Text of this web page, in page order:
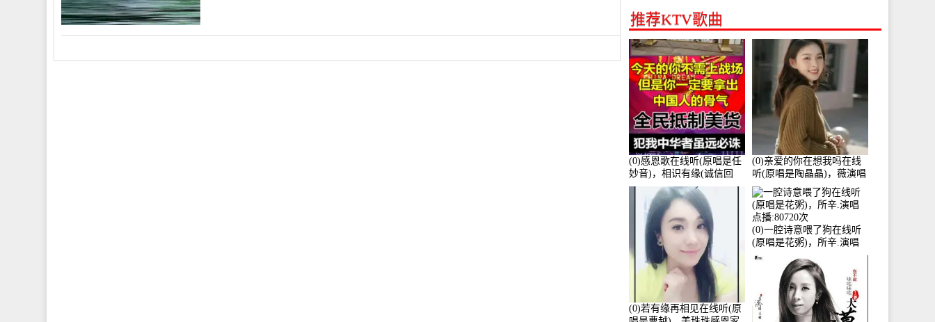
推荐KTV歌曲
(0)感恩歌在线听(原唱是任
妙音)，相识有缘(诚信回
访)演唱点播:161288次
(0)亲爱的你在想我吗在线
听(原唱是陶晶晶)，薇演唱
点播:159722次
(0)若有缘再相见在线听(原
(0)一腔诗意喂了狗在线听
(原唱是花粥)，所辛.演唱
点播:80720次